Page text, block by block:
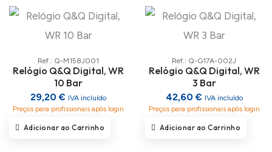
Ref.: Q-M158J001
Relógio Q&Q Digital, WR
10 Bar
29,20 € IVA incluído
Preços para profissionais após login
Adicionar ao Carrinho
Ref.: Q-G17A-002J
Relógio Q&Q Digital, WR
3 Bar
42,60 € IVA incluído
Preços para profissionais após login
Adicionar ao Carrinho